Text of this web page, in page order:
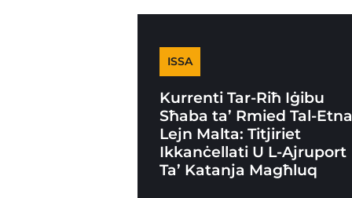
ISSA
Kurrenti Tar-Riħ Iġibu
Sħaba ta’ Rmied Tal-
Lejn Malta: Titjiriet
Ikkanċellati U L-Ajruport
Ta’ Katanja Magħluq